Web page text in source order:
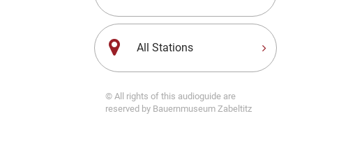
All Stations
© All rights of this audioguide are
reserved by Bauernmuseum Zabeltitz